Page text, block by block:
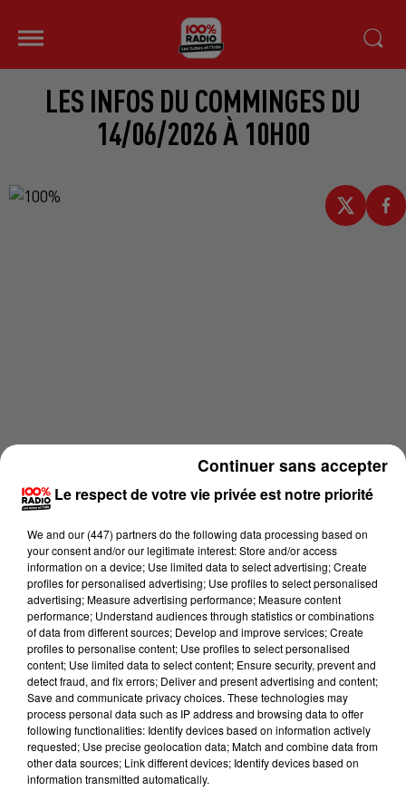
LES INFOS DU COMMINGES DU
14/06/2026 À 10H00
Lecture (2 min 15 sec)
100%
Les infos du Comminges du 14/06/2026 à 10h00
Le respect de votre vie privée est notre priorité
We and our (447) partnersdo the following data processing based on
your consent and/or our legitimate interest: Store and/or access
information on a device; Use limited data to select advertising; Create
profiles for personalised advertising; Use profiles to select personalised
advertising; Measure advertising performance; Measure content
performance; Understand audiences through statistics or combinations
of data from different sources; Develop and improve services; Create
profiles to personalise content; Use profiles to select personalised
content; Use limited data to select content; Ensure security, prevent and
detect fraud, and fix errors; Deliver and present advertising and content;
Save and communicate privacy choices. These technologies may
process personal data such as IP address and browsing data to offer
following functionalities: Identify devices based on information actively
requested; Use precise geolocation data; Match and combine data from
other data sources; Link different devices; Identify devices based on
information transmitted automatically.
Continuer sans accepter